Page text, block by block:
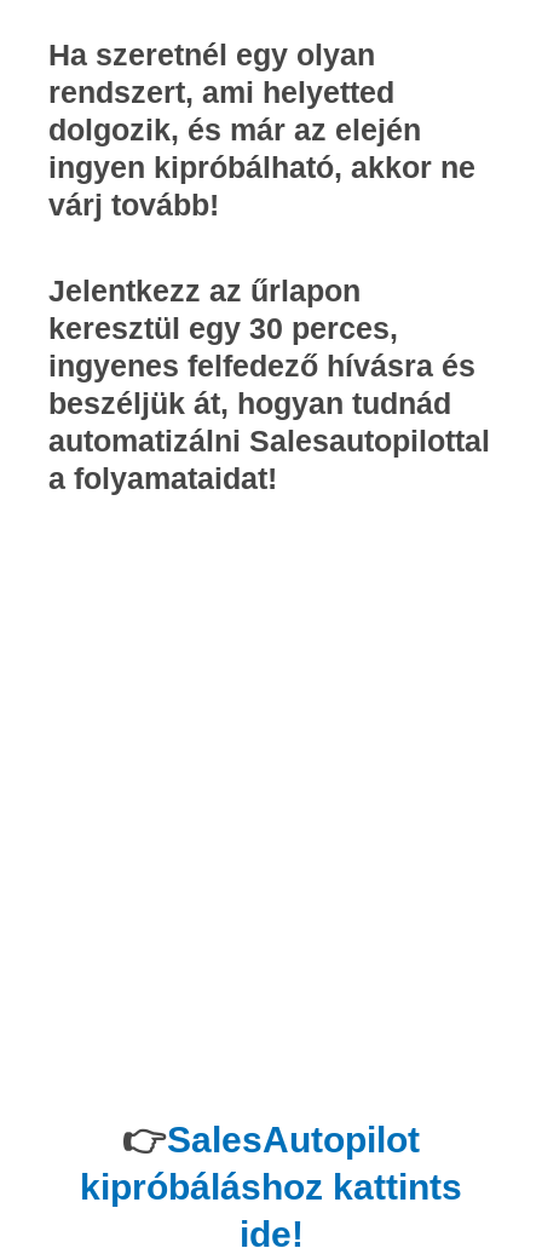
Ha szeretnél egy olyan
rendszert, ami helyetted
dolgozik, és már az elején
ingyen kipróbálható, akkor ne
várj tovább!
Jelentkezz az űrlapon
keresztül egy 30 perces,
ingyenes felfedező hívásra és
beszéljük át, hogyan tudnád
automatizálni Salesautopilottal
a folyamataidat!
👉SalesAutopilot
kipróbáláshoz kattints
ide!